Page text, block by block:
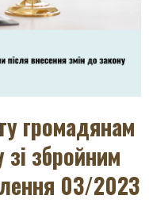
громадянам
зі збройним
03/2023